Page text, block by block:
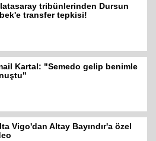
tribünlerinden Dursun
transfer tepkisi!
Kartal: "Semedo gelip benimle
Vigo'dan Altay Bayındır'a özel